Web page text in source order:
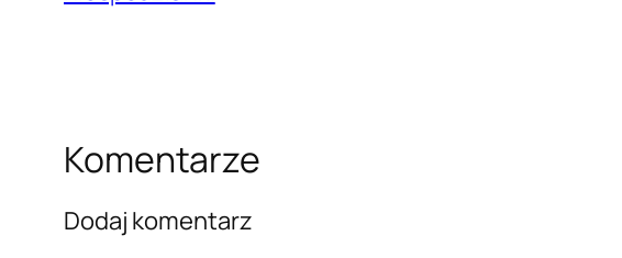
Komentarze
Dodaj komentarz